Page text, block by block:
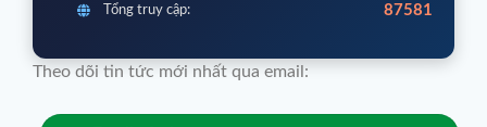
Tổng truy cập: 87581
Theo dõi tin tức mới nhất qua email: